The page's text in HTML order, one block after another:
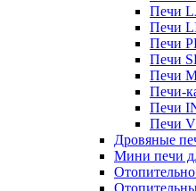
Печи
Печи
Печи
Печи
Печи
Печи-
Печи
Печи
Дровяные
Мини печи